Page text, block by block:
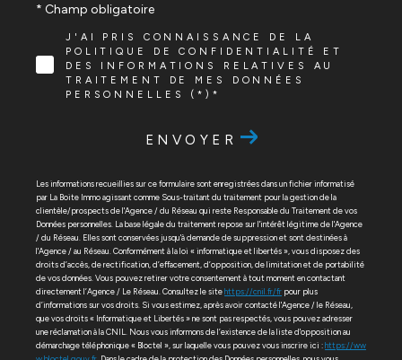
J'AI PRIS CONNAISSANCE DE LA
POLITIQUE DE CONFIDENTIALITÉ ET
DES INFORMATIONS RELATIVES AU
TRAITEMENT DE MES DONNÉES
PERSONNELLES (*)*
* Champ obligatoire
ENVOYER
Les informations recueillies sur ce formulaire sont enregistrées dans un fichier informatisé
par La Boite Immo agissant comme Sous-traitant du traitement pour la gestion de la
clientèle/prospects de l'Agence / du Réseau qui reste Responsable du Traitement de vos
Données personnelles. La base légale du traitement repose sur l'intérêt légitime de l'Agence
/ du Réseau. Elles sont conservées jusqu'à demande de suppression et sont destinées à
l'Agence / au Réseau. Conformément à la loi « informatique et libertés », vous disposez des
droits d’accès, de rectification, d’effacement, d’opposition, de limitation et de portabilité
de vos données. Vous pouvez retirer votre consentement à tout moment en contactant
directement l’Agence / Le Réseau. Consultez le sitehttps://cnil.fr/fr pour plus
d’informations sur vos droits. Si vous estimez, après avoir contacté l'Agence / le Réseau,
que vos droits « Informatique et Libertés » ne sont pas respectés, vous pouvez adresser
une réclamation à la CNIL. Nous vous informons de l’existence de la liste d'opposition au
démarchage téléphonique « Bloctel », sur laquelle vous pouvez vous inscrire ici :https://ww